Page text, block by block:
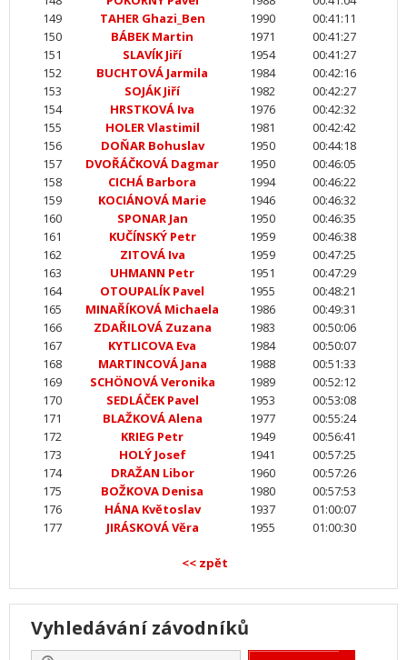
149
TAHER Ghazi_Ben 1990
00:41:11
150
BÁBEK Martin 1971
00:41:27
151
SLAVÍK Jiří 1954
00:41:27
152
BUCHTOVÁ Jarmila 1984
00:42:16
153
SOJÁK Jiří 1982
00:42:27
154
HRSTKOVÁ Iva 1976
00:42:32
155
HOLER Vlastimil 1981
00:42:42
156
DOŇAR Bohuslav 1950
00:44:18
157
DVOŘÁČKOVÁ Dagmar 1950
00:46:05
158
CICHÁ Barbora 1994
00:46:22
159
KOCIÁNOVÁ Marie 1946
00:46:32
160
SPONAR Jan 1950
00:46:35
161
KUČÍNSKÝ Petr 1959
00:46:38
162
ZITOVÁ Iva 1959
00:47:25
163
UHMANN Petr 1951
00:47:29
164
OTOUPALÍK Pavel 1955
00:48:21
165
MINAŘÍKOVÁ Michaela 1986
00:49:31
166
ZDAŘILOVÁ Zuzana 1983
00:50:06
167
KYTLICOVA Eva 1984
00:50:07
168
MARTINCOVÁ Jana 1988
00:51:33
169
SCHÖNOVÁ Veronika 1989
00:52:12
170
SEDLÁČEK Pavel 1953
00:53:08
171
BLAŽKOVÁ Alena 1977
00:55:24
172
KRIEG Petr 1949
00:56:41
173
HOLÝ Josef 1941
00:57:25
174
DRAŽAN Libor 1960
00:57:26
175
BOŽKOVA Denisa 1980
00:57:53
176
HÁNA Květoslav 1937
01:00:07
177
JIRÁSKOVÁ Věra 1955 01:00:30
<< zpět
Vyhledávání závodníků